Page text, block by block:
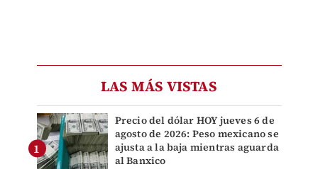
LAS MÁS VISTAS
Precio del dólar HOY jueves 6 de
agosto de 2026: Peso mexicano se
ajusta a la baja mientras aguarda
al Banxico